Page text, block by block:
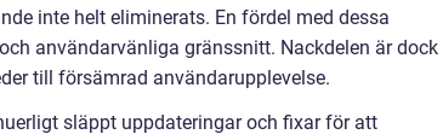
inte helt eliminerats. En fördel med dessa
användarvänliga gränssnitt. Nackdelen är dock
till försämrad användarupplevelse.
släppt uppdateringar och fixar för att